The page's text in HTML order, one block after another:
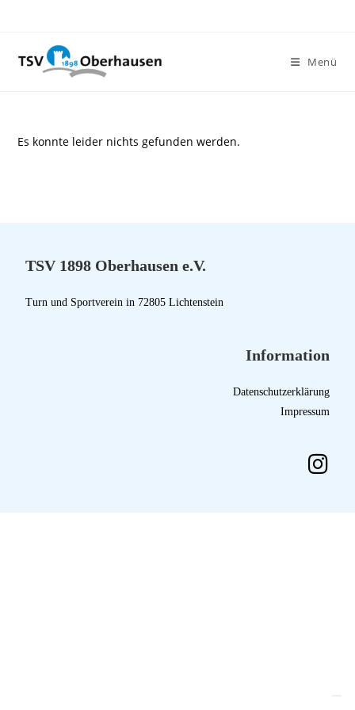
Menü
Es konnte leider nichts gefunden werden.
TSV 1898 Oberhausen e.V.
Turn und Sportverein in 72805 Lichtenstein
Information
Datenschutzerklärung
Impressum